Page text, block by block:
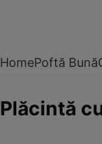
HomePoftă Bună
Plăcintă